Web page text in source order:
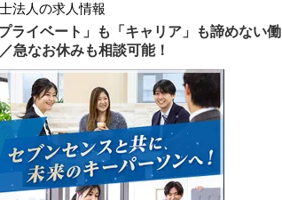
法人の求人情報
ライベート」も「キャリア」も諦めない働
急なお休みも相談可能！